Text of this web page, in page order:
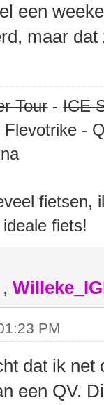
een
maar
Tour-ICE
-
fietsen,
fiets!
,
PM
dat ik
een QV.